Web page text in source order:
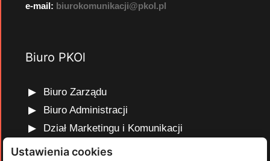
e-mail: biurokomunikacji@pkol.pl
Biuro PKOl
Biuro Zarządu
Biuro Administracji
Dział Marketingu i Komunikacji
Dział Edukacji Olimpijskiej
Ustawienia cookies